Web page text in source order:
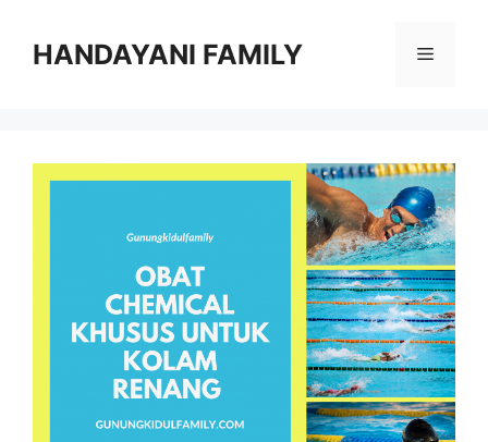
HANDAYANI FAMILY Menu